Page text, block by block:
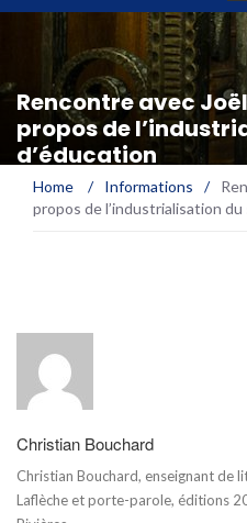
Rencontre avec
propos de
d’éducation
Home / Informations /
propos de l’industrialisation
Christian Bouchard
Christian Bouchard, enseignant de
Laflèche et porte-parole, éditions